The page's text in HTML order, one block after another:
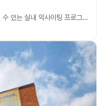
다이나믹 메이즈는 차원을 넘나들며 역동적인 체험을 즐길 수 있는 실내 익사이팅 프로그램이다. 서로 협동하여 장애물을 뛰어넘고 순발력과 집중력을 필요로 하는 다양한 신체 활동을 보다 건강하고 색다른 재미를 선사한다. 커다란 미로 공간 속에서 벽을 타고 올라가고, 촘촘한 밴드를 탈출하는 등 다양한 장애물을 넘어 탈출해야 한다.